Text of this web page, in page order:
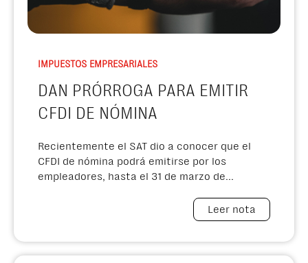
IMPUESTOS EMPRESARIALES
DAN PRÓRROGA PARA EMITIR
CFDI DE NÓMINA
Recientemente el SAT dio a conocer que el
CFDI de nómina podrá emitirse por los
empleadores, hasta el 31 de marzo de...
Leer nota